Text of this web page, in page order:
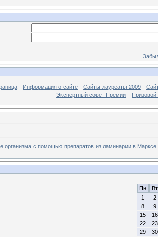
Информация о сайте Сайты-лауреаты 2009
Экспертный совет Премии
организма с помощью препаратов из ламинарии в Марксе
Пн
Вт
1
2
8
9
15
16
22
23
29
30